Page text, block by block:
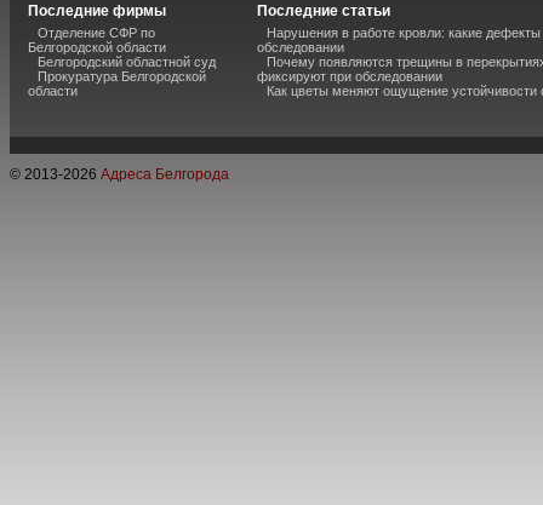
Последние фирмы
Отделение СФР по
Белгородской области
Белгородский областной суд
Прокуратура Белгородской
области
Последние статьи
Нарушения в работе кровли: какие
обследовании
Почему появляются трещины в
фиксируют при обследовании
Как цветы меняют ощущение устойчивости
© 2013-2026 Адреса Белгорода